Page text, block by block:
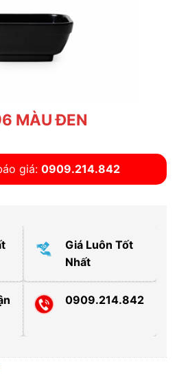
MÀU ĐEN
giá: 0909.214.842
Giá Luôn Tốt
Nhất
0909.214.842